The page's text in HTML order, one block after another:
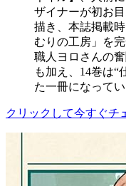
ザイナーが初お
描き、本誌掲載
むりの工房」を
職人ヨロさんの
も加え、14巻は“
た一冊になってい
クリックして今すぐチ